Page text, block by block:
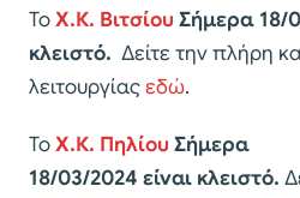
ΤοΧ.Κ. Βιτσίου Σήμερα 18/
κλειστό. Δείτε την πλήρη
λειτουργίαςεδώ.
ΤοΧ.Κ. Πηλίου Σήμερα
18/03/2024 είναι κλειστό.